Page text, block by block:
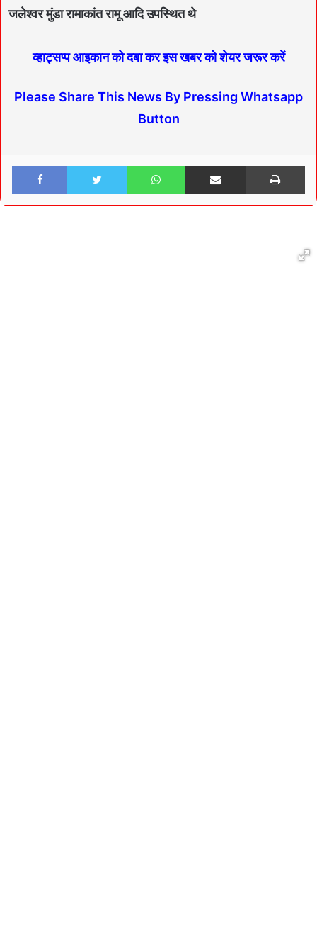
जलेश्वर मुंडा रामाकांत रामू आदि उपस्थित थे
व्हाट्सप्प आइकान को दबा कर इस खबर को शेयर जरूर करें
Please Share This News By Pressing Whatsapp
Button
Facebook Twitter WhatsApp Share via Email Print